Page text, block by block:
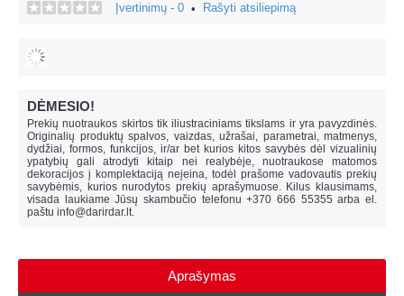
Įvertinimų - 0 • Rašyti atsiliepimą
DĖMESIO!
Prekių nuotraukos skirtos tik iliustraciniams tikslams ir yra pavyzdinės.
Originalių produktų spalvos, vaizdas, užrašai, parametrai, matmenys,
dydžiai, formos, funkcijos, ir/ar bet kurios kitos savybės dėl vizualinių
ypatybių gali atrodyti kitaip nei realybėje, nuotraukose matomos
dekoracijos į komplektaciją neįeina, todėl prašome vadovautis prekių
savybėmis, kurios nurodytos prekių aprašymuose. Kilus klausimams,
visada laukiame Jūsų skambučio telefonu +370 666 55355 arba el.
paštu info@darirdar.lt.
Aprašymas